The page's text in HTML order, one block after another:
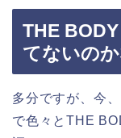
THE
てないの
多分ですが、今
で色々とTHE